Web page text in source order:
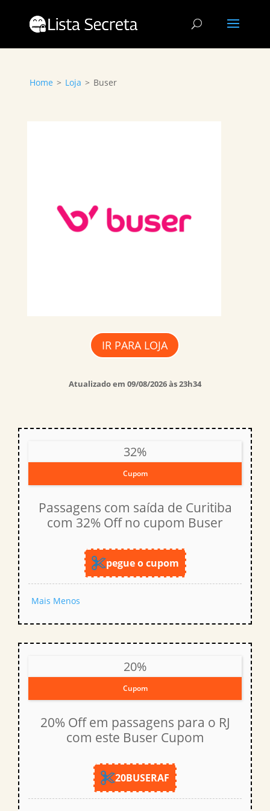
Home > Loja > Buser
IR PARA LOJA
Atualizado em 09/08/2026 às 23h34
32%
Cupom
Passagens com saída de Curitiba
com 32% Off no cupom Buser
pegue o cupom
Mais Menos
20%
Cupom
20% Off em passagens para o RJ
com este Buser Cupom
20BUSERAF